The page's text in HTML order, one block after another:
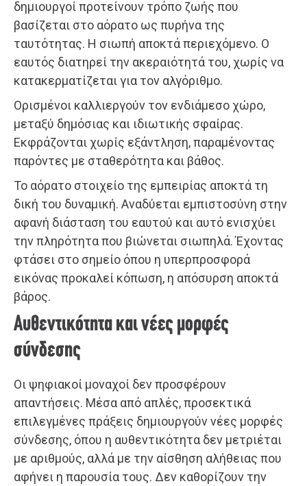
δημιουργοί προτείνουν τρόπο ζωής που
βασίζεται στο αόρατο ως πυρήνα της
ταυτότητας. Η σιωπή αποκτά περιεχόμενο. Ο
εαυτός διατηρεί την ακεραιότητά του, χωρίς να
κατακερματίζεται για τον αλγόριθμο.
Ορισμένοι καλλιεργούν τον ενδιάμεσο χώρο,
μεταξύ δημόσιας και ιδιωτικής σφαίρας.
Εκφράζονται χωρίς εξάντληση, παραμένοντας
παρόντες με σταθερότητα και βάθος.
Το αόρατο στοιχείο της εμπειρίας αποκτά τη
δική του δυναμική. Αναδύεται εμπιστοσύνη στην
αφανή διάσταση του εαυτού και αυτό ενισχύει
την πληρότητα που βιώνεται σιωπηλά. Έχοντας
φτάσει στο σημείο όπου η υπερπροσφορά
εικόνας προκαλεί κόπωση, η απόσυρση αποκτά
βάρος.
Αυθεντικότητα και νέες μορφές
σύνδεσης
Οι ψηφιακοί μοναχοί δεν προσφέρουν
απαντήσεις. Μέσα από απλές, προσεκτικά
επιλεγμένες πράξεις δημιουργούν νέες μορφές
σύνδεσης, όπου η αυθεντικότητα δεν μετριέται
με αριθμούς, αλλά με την αίσθηση αλήθειας που
αφήνει η παρουσία τους. Δεν καθορίζουν την